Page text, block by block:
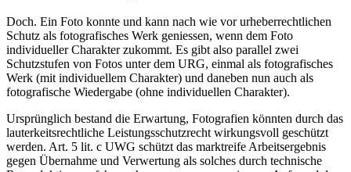
Doch. Ein Foto konnte und kann nach wie vor urheberrechtlichen
Schutz als fotografisches Werk geniessen, wenn dem Foto
individueller Charakter zukommt. Es gibt also parallel zwei
Schutzstufen von Fotos unter dem URG, einmal als fotografisches
Werk (mit individuellem Charakter) und daneben nun auch als
fotografische Wiedergabe (ohne individuellen Charakter).
Ursprünglich bestand die Erwartung, Fotografien könnten durch das
lauterkeitsrechtliche Leistungsschutzrecht wirkungsvoll geschützt
werden. Art. 5 lit. c UWG schützt das marktreife Arbeitsergebnis
gegen Übernahme und Verwertung als solches durch technische